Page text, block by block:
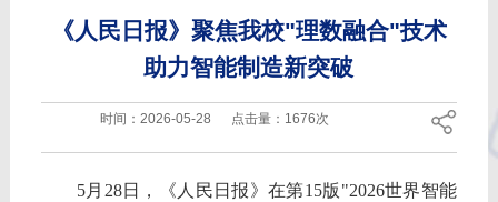
《人民日报》聚焦我校"理数融合"技术
助力智能制造新突破
时间： 2026-05-28 点击量： 1676次
5月28日，《人民日报》在第15版"2026世界智能